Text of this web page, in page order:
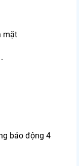
mặt
báo động 4